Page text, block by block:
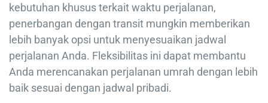
kebutuhan khusus terkait waktu perjalanan,
penerbangan dengan transit mungkin memberikan
lebih banyak opsi untuk menyesuaikan jadwal
perjalanan Anda. Fleksibilitas ini dapat membantu
Anda merencanakan perjalanan umrah dengan lebih
baik sesuai dengan jadwal pribadi.